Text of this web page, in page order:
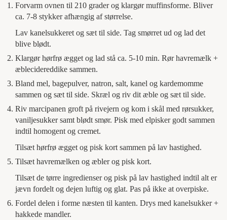
Forvarm ovnen til 210 grader og klargør muffinsforme. Bliver
ca. 7-8 stykker afhængig af størrelse.
Lav kanelsukkeret og sæt til side. Tag smørret ud og lad det
blive blødt.
Klargør hørfrø ægget og lad stå ca. 5-10 min. Rør havremælk +
æblecidereddike sammen.
Bland mel, bagepulver, natron, salt, kanel og kardemomme
sammen og sæt til side. Skræl og riv dit æble og sæt til side.
Riv marcipanen groft på rivejern og kom i skål med rørsukker,
vaniljesukker samt blødt smør. Pisk med elpisker godt sammen
indtil homogent og cremet.
Tilsæt hørfrø ægget og pisk kort sammen på lav hastighed.
Tilsæt havremælken og æbler og pisk kort.
Tilsæt de tørre ingredienser og pisk på lav hastighed indtil alt er
jævn fordelt og dejen luftig og glat. Pas på ikke at overpiske.
Fordel delen i forme næsten til kanten. Drys med kanelsukker +
hakkede mandler.